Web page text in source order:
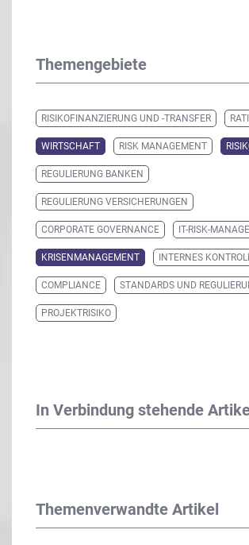
Themengebiete
RISIKOFINANZIERUNG UND -TRANSFER
WIRTSCHAFT RISK MANAGEMENT
REGULIERUNG BANKEN
REGULIERUNG VERSICHERUNGEN
CORPORATE GOVERNANCE IT-RISK-
KRISENMANAGEMENT INTERNES
COMPLIANCE STANDARDS UND
PROJEKTRISIKO
In Verbindung stehende
Themenverwandte Artikel